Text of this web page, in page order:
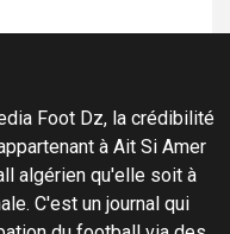
Foot Dz, la crédibilité
à Ait Si Amer
algérien qu'elle soit à
C'est un journal qui